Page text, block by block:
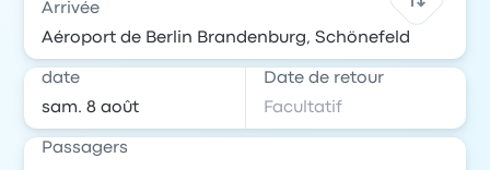
Arrivée
date Date de retour
Passagers